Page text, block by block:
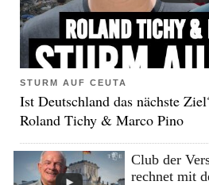
STURM AUF CEUTA
Ist Deutschland das nächste
Roland Tichy & Marco Pino
Club der
rechnet mit